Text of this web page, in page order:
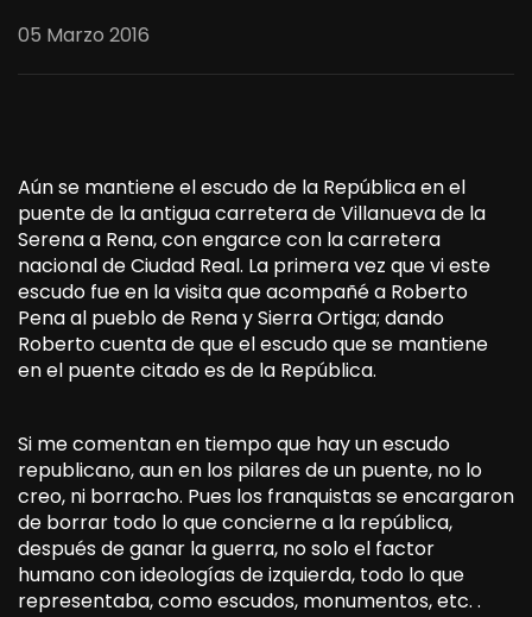
05 Marzo 2016
Aún se mantiene el escudo de la República en el
puente de la antigua carretera de Villanueva de la
Serena a Rena, con engarce con la carretera
nacional de Ciudad Real. La primera vez que vi este
escudo fue en la visita que acompañé a Roberto
Pena al pueblo de Rena y Sierra Ortiga; dando
Roberto cuenta de que el escudo que se mantiene
en el puente citado es de la República.
Si me comentan en tiempo que hay un escudo
republicano, aun en los pilares de un puente, no lo
creo, ni borracho. Pues los franquistas se encargaron
de borrar todo lo que concierne a la república,
después de ganar la guerra, no solo el factor
humano con ideologías de izquierda, todo lo que
representaba, como escudos, monumentos, etc. .